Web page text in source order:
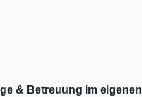
& Betreuung im